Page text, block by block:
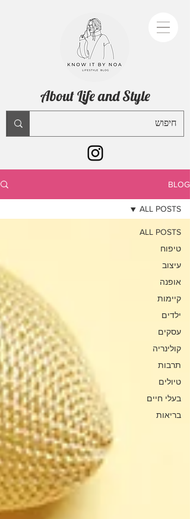
About Life and Style
BLOG
ALL POSTS
טיפוח
עיצוב
אופנה
קיימות
ילדים
עסקים
קולינריה
תרבות
טיולים
בעלי חיים
בריאות
ALL POSTS